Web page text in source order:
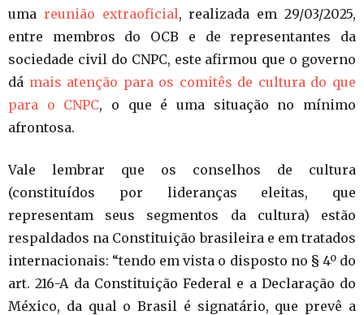
uma reunião extraoficial, realizada em 29/03/2025,
entre membros do OCB e de representantes da
sociedade civil do CNPC, este afirmou que o governo
dá mais atenção para os comitês de cultura do que
para o CNPC, o que é uma situação no mínimo
afrontosa.
Vale lembrar que os conselhos de cultura
(constituídos por lideranças eleitas, que
representam seus segmentos da cultura) estão
respaldados na Constituição brasileira e em tratados
internacionais: “tendo em vista o disposto no § 4º do
art. 216-A da Constituição Federal e a Declaração do
México, da qual o Brasil é signatário, que prevê a